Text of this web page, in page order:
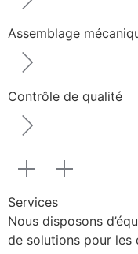
Assemblage
Contrôle de qualité
Services
Nous disposons
de solutions pour les